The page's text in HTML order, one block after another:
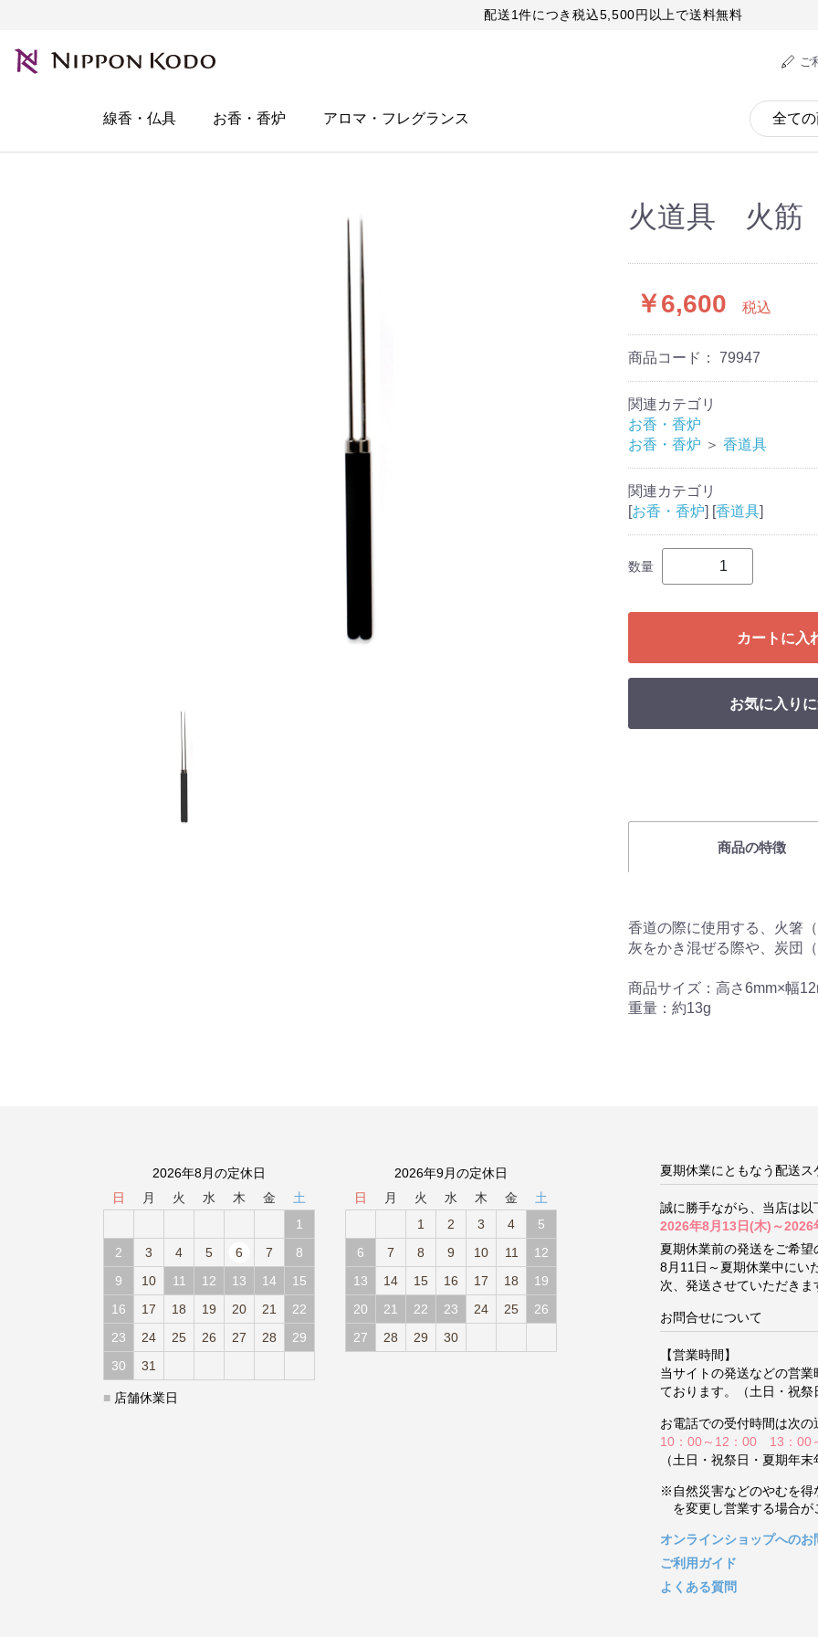
配送1件につき税込5,500円以上で送料無料
ご
線香・仏具 お香・香炉 アロマ・フレグランス
火道具 火筋
￥6,600 税込
商品コード： 79947
関連カテゴリ
お香・香炉
お香・香炉 ＞ 香道具
関連カテゴリ
[お香・香炉] [香道具]
数量
カートに入
お気に入り
商品の特徴
香道の際に使用する、火箸（
灰をかき混ぜる際や、炭団
商品サイズ：高さ6mm×幅
重量：約13g
2026年8月の定休日
日
月 火 水 木 金
土
1
2
3 4 5 6 7
8
9
10 11 12 13 14
15
16
17 18 19 20 21
22
23
24 25 26 27 28
29
30
31
2026年9月の定休日
日
月 火 水 木 金
土
1
2 3 4
5
6
7 8 9 10 11
12
13
14 15 16 17 18
19
20
21 22 23 24 25
26
27
28 29 30
■ 店舗休業日
夏期休業にともなう配送
誠に勝手ながら、当店は以
2026年8月13日(木)～2026
夏期休業前の発送をご希望
8月11日～夏期休業中にい
次、発送させていただきま
お問合せについて
【営業時間】
当サイトの発送などの営
ております。（土日・祝祭
お電話での受付時間は次の
10：00～12：00 13：00
（土日・祝祭日・夏期年末
※自然災害などのやむを得
を変更し営業する場合が
オンラインショップへのお
ご利用ガイド
よくある質問